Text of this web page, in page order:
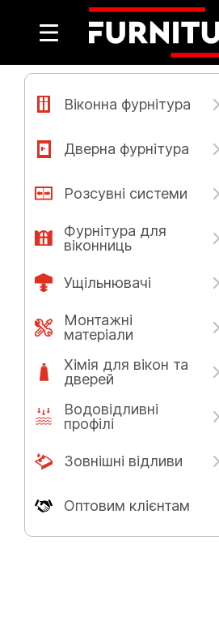
Віконна фурнітура
Дверна фурнітура
Розсувні системи
Фурнітура для
віконниць
Ущільнювачі
Монтажні
матеріали
Хімія для вікон та
дверей
Водовідливні
профілі
Зовнішні відливи
Оптовим клієнтам